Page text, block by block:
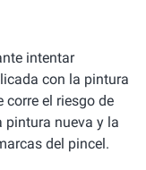
intentar
con la pintura
corre el riesgo de
pintura nueva y la
del pincel.